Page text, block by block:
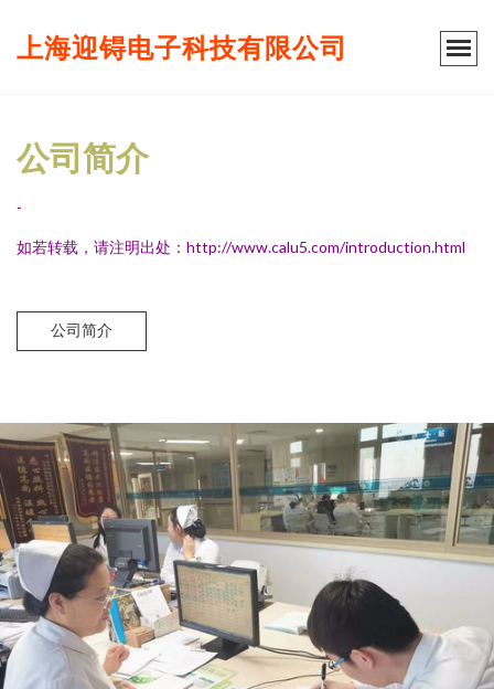
上海迎锝电子科技有限公司
公司简介
-
如若转载，请注明出处：http://www.calu5.com/introduction.html
公司简介